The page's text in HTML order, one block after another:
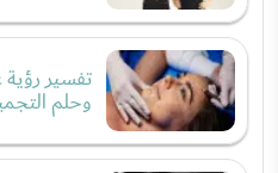
تفسير رؤية
وحلم